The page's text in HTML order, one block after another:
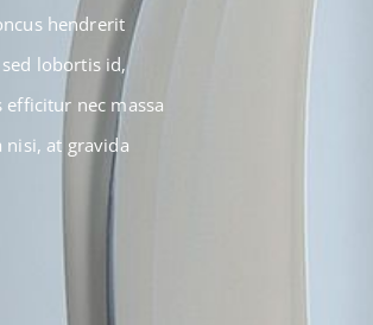
hendrerit
lobortis id,
nec massa
nisi, at gravida